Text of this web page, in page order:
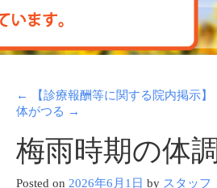
←
【診療報酬等に関する院内掲示】
体がつる →
梅雨時期の体
Posted on 2026年6月1日 by スタッフ